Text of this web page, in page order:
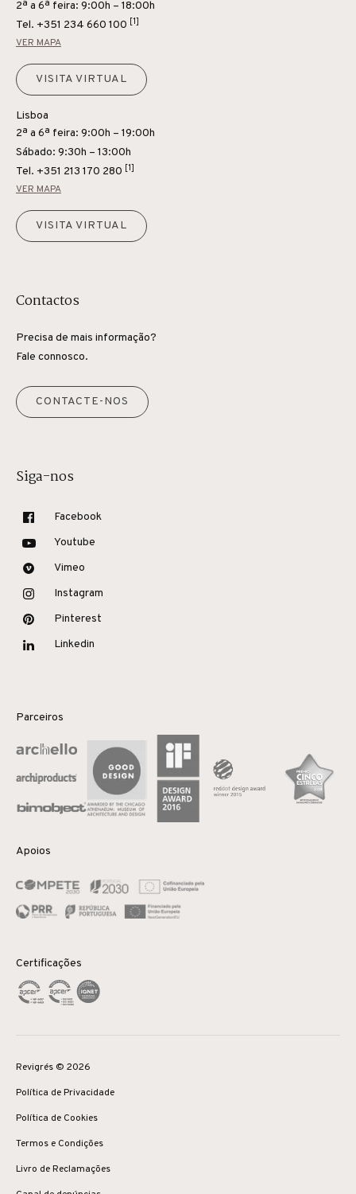
2ª a 6ª feira: 9:00h – 18:00h
Tel. +351 234 660 100 [1]
VER MAPA
VISITA VIRTUAL
Lisboa
2ª a 6ª feira: 9:00h – 19:00h
Sábado: 9:30h – 13:00h
Tel. +351 213 170 280 [1]
VER MAPA
VISITA VIRTUAL
Contactos
Precisa de mais informação?
Fale connosco.
CONTACTE-NOS
Siga-nos
Facebook
Youtube
Vimeo
Instagram
Pinterest
Linkedin
Parceiros
Apoios
Certificações
Revigrés © 2026
Política de Privacidade
Política de Cookies
Termos e Condições
Livro de Reclamações